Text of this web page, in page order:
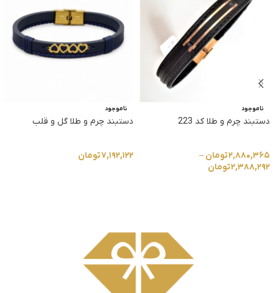
ناموجود
دستبند چرم و طلا کد 223
۲,۸۸۰,۳۶۵تومان –
۲,۳۸۸,۲۹۲تومان
ناموجود
دستبند چرم و طلا گل و قلب
۷,۱۹۲,۱۲۲تومان